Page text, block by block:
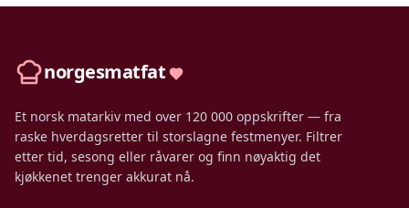
norgesmatfat
Et norsk matarkiv med over 120 000 oppskrifter — fra
raske hverdagsretter til storslagne festmenyer. Filtrer
etter tid, sesong eller råvarer og finn nøyaktig det
kjøkkenet trenger akkurat nå.